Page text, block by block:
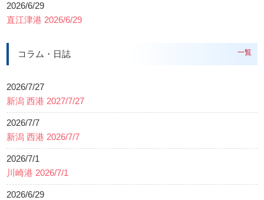
2026/6/29
直江津港 2026/6/29
コラム・日誌 一覧
2026/7/27
新潟 西港 2027/7/27
2026/7/7
新潟 西港 2026/7/7
2026/7/1
川崎港 2026/7/1
2026/6/29